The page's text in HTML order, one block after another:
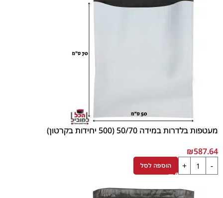
מעטפות בלדרות במידה 50/70 (500 יחידות בקרטון)
₪587.64
הוספה לסל